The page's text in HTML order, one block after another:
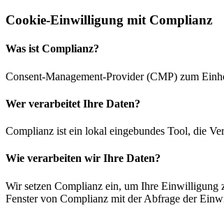
Cookie-Einwilligung mit Complianz
Was ist Complianz?
Consent-Management-Provider (CMP) zum
Wer verarbeitet Ihre Daten?
Complianz ist ein lokal eingebundes Tool, die
Wie verarbeiten wir Ihre Daten?
Wir setzen Complianz ein, um Ihre Einwilligung
Fenster von Complianz mit der Abfrage der